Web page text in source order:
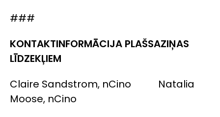
###
KONTAKTINFORMĀCIJA PLAŠSAZIŅAS
LĪDZEKĻIEM
Claire Sandstrom, nCino Natalia
Moose, nCino